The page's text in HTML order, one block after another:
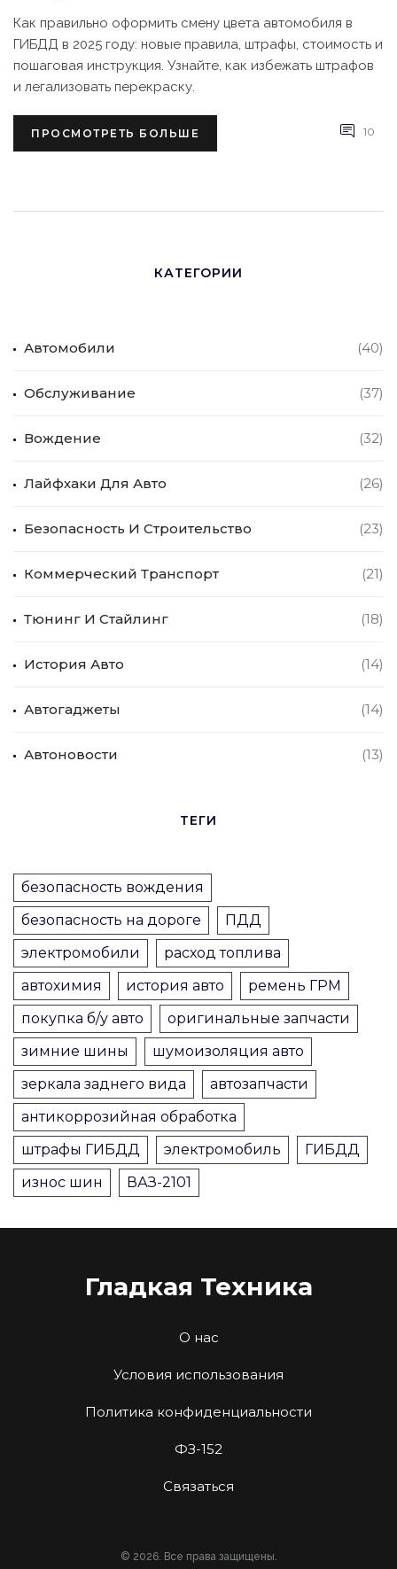
Как правильно оформить смену цвета автомобиля в
ГИБДД в 2025 году: новые правила, штрафы, стоимость и
пошаговая инструкция. Узнайте, как избежать штрафов
и легализовать перекраску.
ПРОСМОТРЕТЬ БОЛЬШЕ 10
КАТЕГОРИИ
Автомобили (40)
Обслуживание (37)
Вождение (32)
Лайфхаки Для Авто (26)
Безопасность И Строительство (23)
Коммерческий Транспорт (21)
Тюнинг И Стайлинг (18)
История Авто (14)
Автогаджеты (14)
Автоновости (13)
ТЕГИ
безопасность вождения
безопасность на дороге
ПДД
электромобили
расход топлива
автохимия
история авто
ремень ГРМ
покупка б/у авто
оригинальные запчасти
зимние шины
шумоизоляция авто
зеркала заднего вида
автозапчасти
антикоррозийная обработка
штрафы ГИБДД
электромобиль
ГИБДД
износ шин
ВАЗ-2101
Гладкая Техника
О нас
Условия использования
Политика конфиденциальности
ФЗ-152
Связаться
© 2026. Все права защищены.